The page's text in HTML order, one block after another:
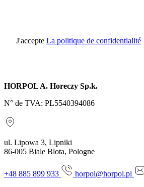
J'accepte La politique de confidentialité
HORPOL A. Horeczy Sp.k.
N° de TVA: PL5540394086
ul. Lipowa 3, Lipniki
86-005 Biale Blota, Pologne
+48 885 899 933 horpol@horpol.pl